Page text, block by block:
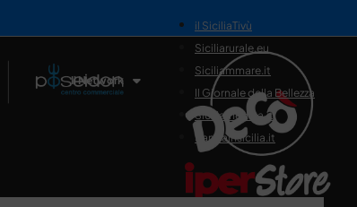
Il Network
il SiciliaTivù
Siciliarurale.eu
Siciliammare.it
Il Giornale della Bellezza
Siciliamedica.it
Sanitainsicilia.it